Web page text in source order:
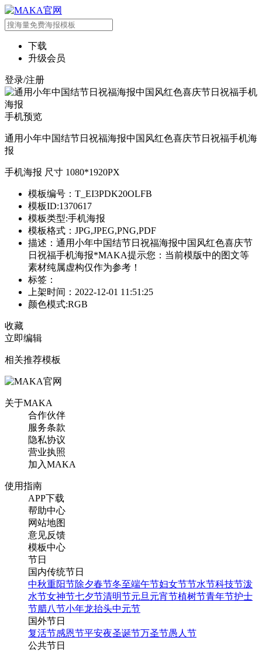
下载
升级会员
登录/注册
手机预览
通用小年中国结节日祝福海报中国风红色喜庆节日祝福手机海
报
手机海报 尺寸 1080*1920PX
模板编号：T_EI3PDK20OLFB
模板ID:1370617
模板类型:手机海报
模板格式：JPG,JPEG,PNG,PDF
描述：通用小年中国结节日祝福海报中国风红色喜庆节
日祝福手机海报*MAKA提示您：当前模版中的图文等
素材纯属虚构仅作为参考！
标签：
上架时间：2022-12-01 11:51:25
颜色模式:RGB
收藏
立即编辑
相关推荐模板
关于MAKA
合作伙伴
服务条款
隐私协议
营业执照
加入MAKA
使用指南
APP下载
帮助中心
网站地图
意见反馈
模板中心
节日
国内传统节日
中秋重阳节除夕春节冬至端午节妇女节节水节科技节泼
水节女神节七夕节清明节元旦 元宵节植树节青年节护士
节腊八节小年龙抬头中元节
国外节日
复活节感恩节平安夜圣诞节万圣节愚人节
公共节日